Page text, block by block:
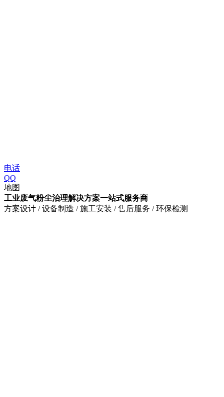
电话
QQ
地图
工业废气粉尘治理解决方案一站式服务商
方案设计 / 设备制造 / 施工安装 / 售后服务 / 环保检测